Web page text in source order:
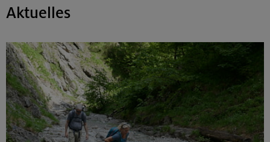
Chiemgauer Alpen
17.-21.08.26
Kinderkletterkurs für Anfänger im Altmühltal
Südlicher Frankenjura
Aktuelles